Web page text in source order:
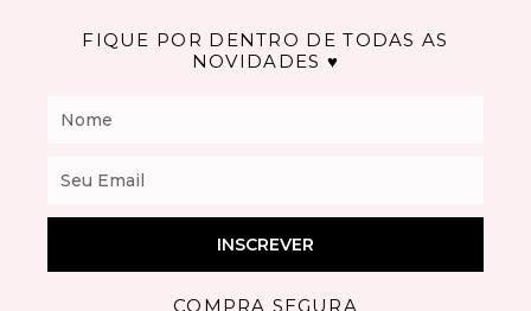
FIQUE POR DENTRO DE TODAS AS
NOVIDADES ♥
INSCREVER
COMPRA SEGURA